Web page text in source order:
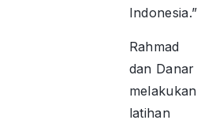
Indonesia.”
Rahmad
dan Danar
melakukan
latihan